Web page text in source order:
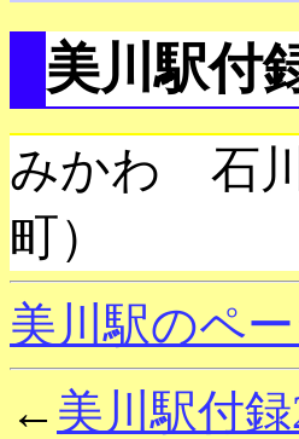
美川駅付
みかわ 石川
町）
美川駅のペ
← 美川駅付